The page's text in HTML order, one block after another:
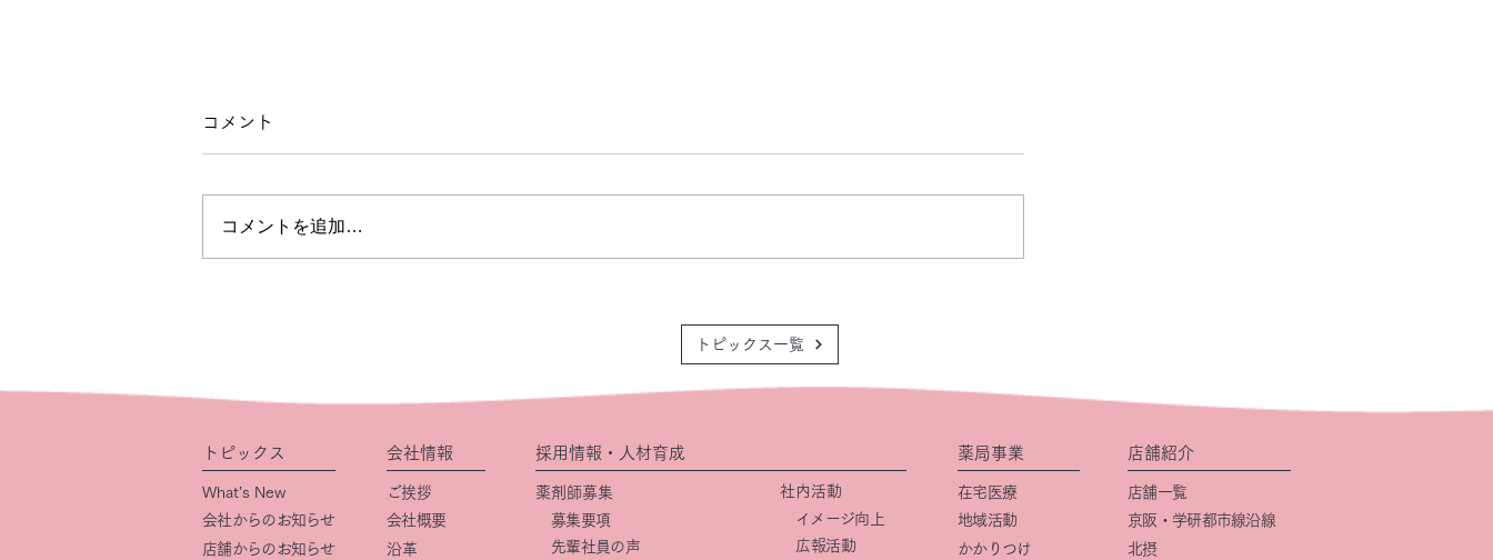
コメント
コメントを追加…
トピックス一覧
トピックス
What’s New
会社からのお知らせ
店舗からのお知らせ
会社情報
ご挨拶
会社概要
​沿革
採用情報・人材育成
薬剤師募集
募集要項
先輩社員の声
社内活動
イメージ向上
​広報活動
薬局事業
在宅医療
地域活動
かかりつけ
店舗紹介
店舗一覧
京阪・学研都市線沿線
北摂